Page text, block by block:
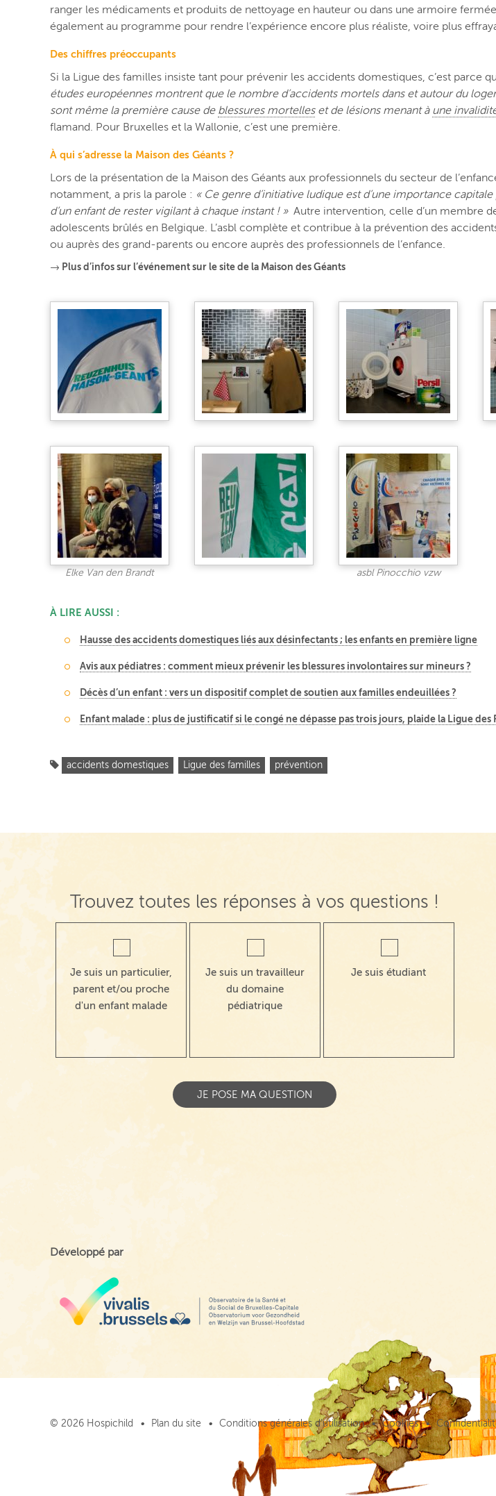
ranger les médicaments et produits de nettoyage en hauteur ou dans une armoire
également au programme pour rendre l’expérience encore plus réaliste, voire plus
Des chiffres préoccupants
Si la Ligue des familles insiste tant pour prévenir les accidents domestiques, c’est parce
études européennes montrent que le nombre d’accidents mortels dans et autour du
sont même la première cause de blessures mortelleset de lésions menant à une
flamand. Pour Bruxelles et la Wallonie, c’est une première.
À qui s’adresse la Maison des Géants ?
Lors de la présentation de la Maison des Géants aux professionnels du secteur de
notamment, a pris la parole : « Ce genre d’initiative ludique est d’une importance
d’un enfant de rester vigilant à chaque instant ! » Autre intervention, celle d’un membre
adolescents brûlés en Belgique. L’asbl complète et contribue à la prévention des
ou auprès des grand-parents ou encore auprès des professionnels de l’enfance.
→ Plus d’infos sur l’événement sur le site de la Maison des Géants
Elke Van den Brandt asbl Pinocchio vzw
À LIRE AUSSI :
Hausse des accidents domestiques liés aux désinfectants ; les enfants en première ligne
Avis aux pédiatres : comment mieux prévenir les blessures involontaires sur mineurs ?
Décès d’un enfant : vers un dispositif complet de soutien aux familles endeuillées ?
Enfant malade : plus de justificatif si le congé ne dépasse pas trois jours, plaide la Ligue des
accidents domestiques Ligue des familles prévention
Trouvez toutes les réponses à vos questions !
Je suis un particulier,
parent et/ou proche
d'un enfant malade
Je suis un travailleur
du domaine
pédiatrique
Je suis étudiant
Développé par
© 2026 Hospichild Plan du site Conditions générales d’utilisation Cookies